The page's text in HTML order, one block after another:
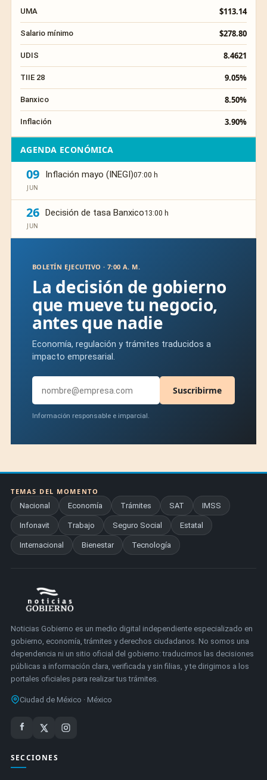
UMA $113.14
Salario mínimo $278.80
UDIS 8.4621
TIIE 28 9.05%
Banxico 8.50%
Inflación 3.90%
AGENDA ECONÓMICA
09
JUN
Inflación mayo (INEGI)07:00 h
26
JUN
Decisión de tasa Banxico13:00 h
BOLETÍN EJECUTIVO · 7:00 A. M.
La decisión de gobierno
que mueve tu negocio,
antes que nadie
Economía, regulación y trámites traducidos a
impacto empresarial.
Suscribirme
Información responsable e imparcial.
TEMAS DEL MOMENTO
Nacional
Economía Trámites SAT IMSS
Infonavit Trabajo Seguro Social Estatal
Internacional Bienestar Tecnología
Noticias Gobierno es un medio digital independiente especializado en
gobierno, economía, trámites y derechos ciudadanos. No somos una
dependencia ni un sitio oficial del gobierno: traducimos las decisiones
públicas a información clara, verificada y sin filias, y te dirigimos a los
portales oficiales para realizar tus trámites.
Ciudad de México · México
SECCIONES